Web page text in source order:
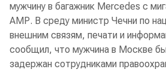
мужчину в багажник Mercedes с
АМР. В среду министр Чечни по
внешним связям, печати и
сообщил, что мужчина в Москве
задержан сотрудниками